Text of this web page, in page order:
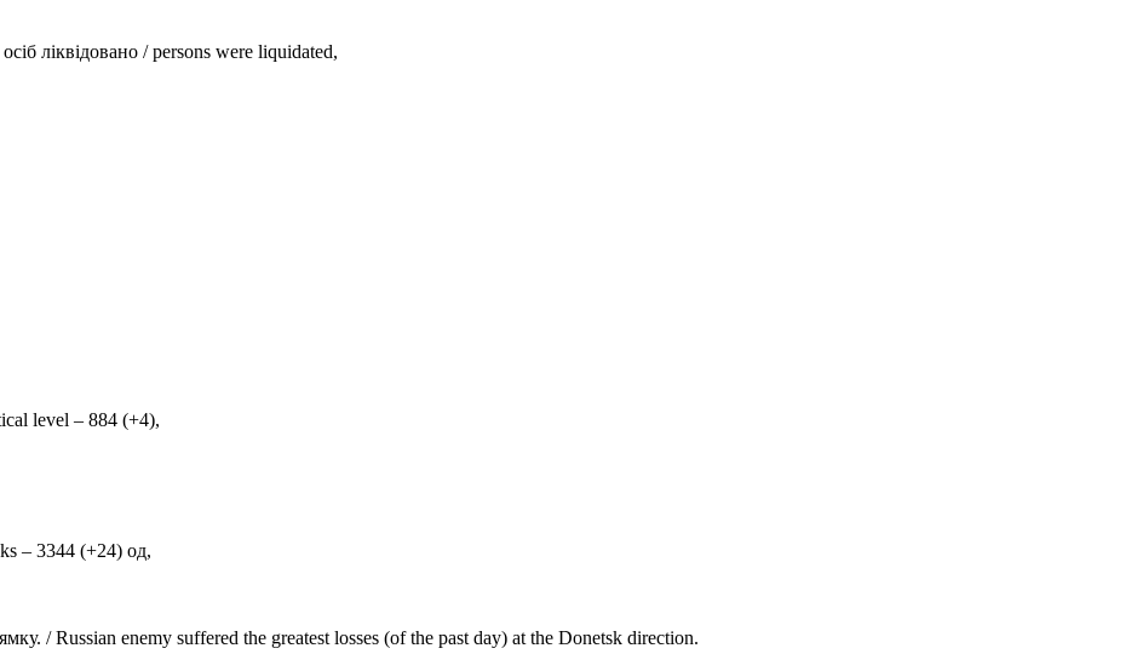
ліквідовано / persons were liquidated,
level – 884 (+4),
– 3344 (+24) од,
/ Russian enemy suffered the greatest losses (of the past day) at the Donetsk direction.